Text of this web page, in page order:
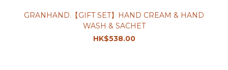
GRANHAND.【GIFT SET】HAND CREAM & HAND
WASH & SACHET
HK$538.00